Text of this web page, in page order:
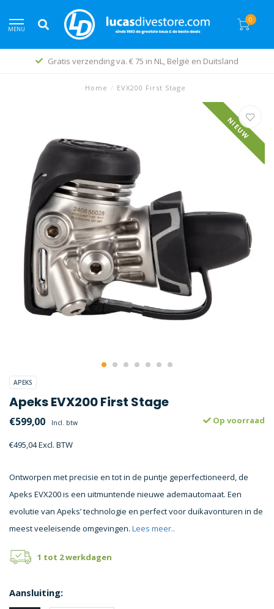
MENU
0
Gratis verzending va. € 75 in NL, België en Duitsland
Home / EVX200 First Stage
NIEUW
APEKS
Apeks EVX200 First Stage
€599,00 Incl. btw
€495,04 Excl. BTW
Op voorraad
Ontworpen met precisie en tot in de puntje geperfectioneerd, de
Apeks EVX200 is een uitmuntende nieuwe ademautomaat. Een
evolutie van Apeks’ technologie en perfect voor duikavonturen in de
meest veeleisende omgevingen. Lees meer..
1 tot 2 werkdagen
Aansluiting: